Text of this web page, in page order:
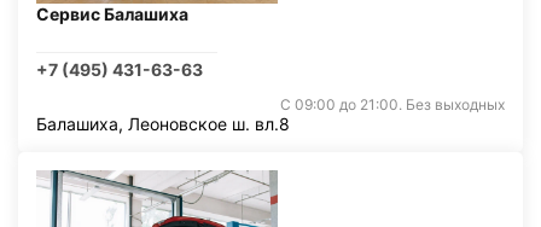
Сервис Балашиха
+7 (495) 431-63-63
С 09:00 до 21:00. Без выходных
Балашиха, Леоновское ш. вл.8